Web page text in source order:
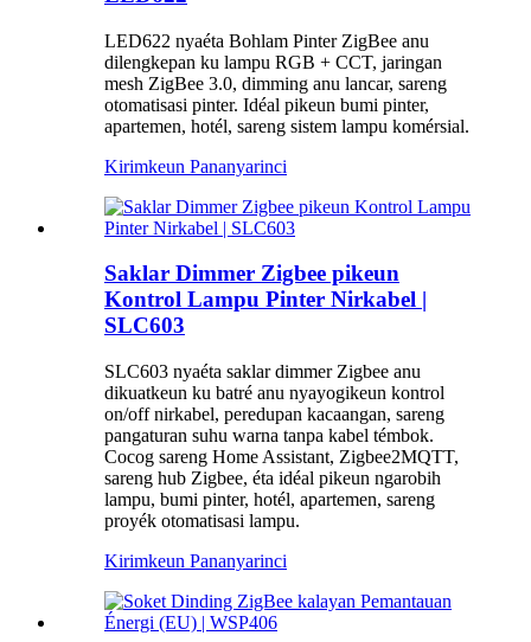
LED622 nyaéta Bohlam Pinter ZigBee anu
dilengkepan ku lampu RGB + CCT, jaringan
mesh ZigBee 3.0, dimming anu lancar, sareng
otomatisasi pinter. Idéal pikeun bumi pinter,
apartemen, hotél, sareng sistem lampu komérsial.
Kirimkeun Pananyarinci
Saklar Dimmer Zigbee pikeun
Kontrol Lampu Pinter Nirkabel |
SLC603
SLC603 nyaéta saklar dimmer Zigbee anu
dikuatkeun ku batré anu nyayogikeun kontrol
on/off nirkabel, peredupan kacaangan, sareng
pangaturan suhu warna tanpa kabel témbok.
Cocog sareng Home Assistant, Zigbee2MQTT,
sareng hub Zigbee, éta idéal pikeun ngarobih
lampu, bumi pinter, hotél, apartemen, sareng
proyék otomatisasi lampu.
Kirimkeun Pananyarinci